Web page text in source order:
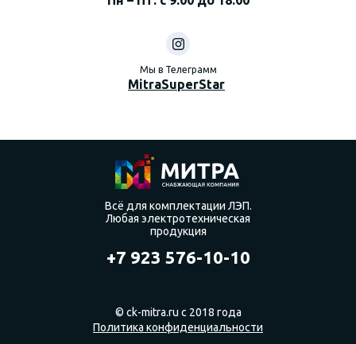
Мы в Телеграмм
MitraSuperStar
Всё для комплектации ЛЭП.
Любая электротехническая
продукция
+7 923 576-10-10
© ck-mitra.ru с 2018 года
Политика конфиденциальности